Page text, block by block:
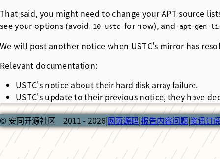
That said, you might need to change your APT source
see your options (avoid
10-ustc for now), and apt-gen-
We will post another notice when USTC's mirror has
Relevant documentation:
USTC's notice about theirhard disk array failure.
USTC's update to their previous notice, they have
© 安同开源社区 2011 - 2026|网页源码|报告内容问题|资讯订